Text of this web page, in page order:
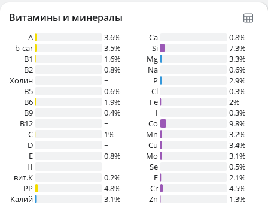
Витамины и минералы
A
3.6%
b-car
3.5%
В1
1.6%
B2
0.8%
Холин
~
B5
0.6%
B6
1.9%
B9
0.4%
B12
~
C
1%
D
~
E
0.8%
H
~
вит.К
0.2%
PP
4.8%
Калий
3.1%
Ca
0.8%
Si
7.3%
Mg
3.3%
Na
0.6%
P
2.9%
Cl
0.3%
Fe
2%
I
0.3%
Co
9.8%
Mn
3.2%
Cu
3.4%
Mo
3.1%
Se
0.5%
F
2.1%
Cr
4.5%
Zn
1.3%